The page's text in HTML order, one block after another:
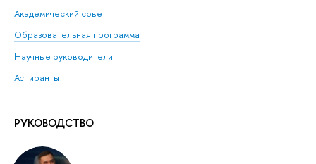
Академический совет
Образовательная программа
Научные руководители
Аспиранты
РУКОВОДСТВО